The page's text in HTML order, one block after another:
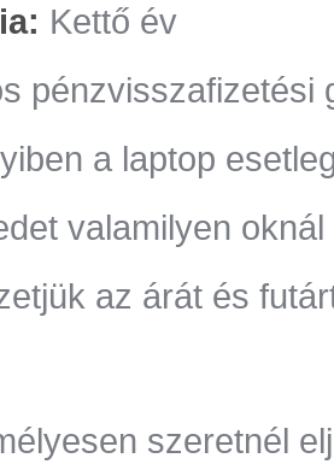
Kettő év
pénzvisszafizetési
a laptop
valamilyen oknál
az árát és
szeretnél